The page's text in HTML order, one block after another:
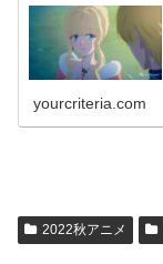
yourcriteria.com
2022秋アニメ